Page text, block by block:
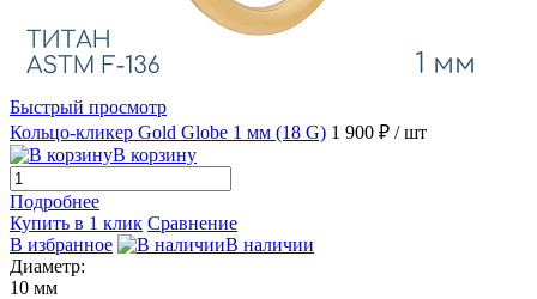
Быстрый просмотр
Кольцо-кликер Gold Globe 1 мм (18 G) 1 900 ₽ / шт
В корзину
Подробнее
Купить в 1 клик Сравнение
В избранное
В наличии
Диаметр:
10 мм